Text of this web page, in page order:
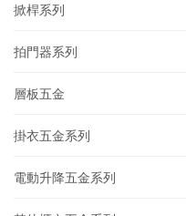
掀桿系列
拍門器系列
層板五金
掛衣五金系列
電動升降五金系列